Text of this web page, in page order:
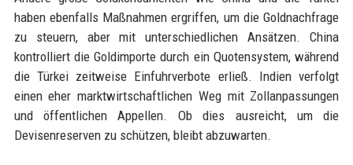
haben ebenfalls Maßnahmen ergriffen, um die Goldnachfrage
zu steuern, aber mit unterschiedlichen Ansätzen. China
kontrolliert die Goldimporte durch ein Quotensystem, während
die Türkei zeitweise Einfuhrverbote erließ. Indien verfolgt
einen eher marktwirtschaftlichen Weg mit Zollanpassungen
und öffentlichen Appellen. Ob dies ausreicht, um die
Devisenreserven zu schützen, bleibt abzuwarten.